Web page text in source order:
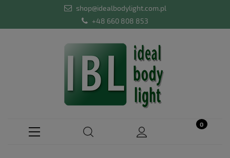
shop@idealbodylight.com.pl
+48 660 808 853